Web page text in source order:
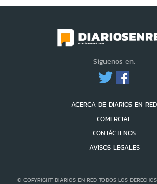
Síguenos en:
ACERCA DE DIARIOS EN RED
COMERCIAL
CONTÁCTENOS
AVISOS LEGALES
© COPYRIGHT DIARIOS EN RED TODOS LOS